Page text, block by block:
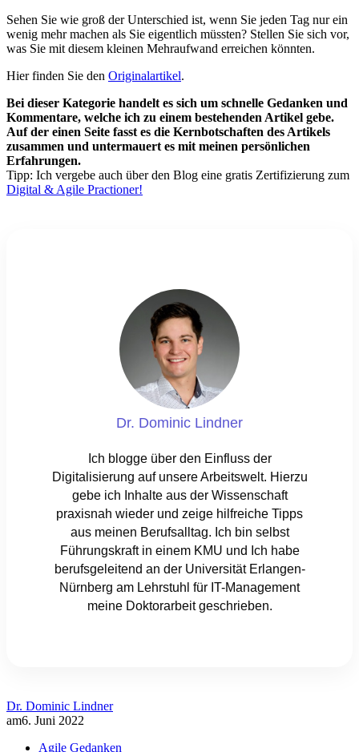
Sehen Sie wie groß der Unterschied ist, wenn Sie jeden Tag nur ein
wenig mehr machen als Sie eigentlich müssten? Stellen Sie sich vor,
was Sie mit diesem kleinen Mehraufwand erreichen könnten.
Hier finden Sie den Originalartikel.
Bei dieser Kategorie handelt es sich um schnelle Gedanken und
Kommentare, welche ich zu einem bestehenden Artikel gebe.
Auf der einen Seite fasst es die Kernbotschaften des Artikels
zusammen und untermauert es mit meinen persönlichen
Erfahrungen.
Tipp: Ich vergebe auch über den Blog eine gratis Zertifizierung zum
Digital & Agile Practioner!
Dr. Dominic Lindner
Ich blogge über den Einfluss der
Digitalisierung auf unsere Arbeitswelt. Hierzu
gebe ich Inhalte aus der Wissenschaft
praxisnah wieder und zeige hilfreiche Tipps
aus meinen Berufsalltag. Ich bin selbst
Führungskraft in einem KMU und Ich habe
berufsgeleitend an der Universität Erlangen-
Nürnberg am Lehrstuhl für IT-Management
meine Doktorarbeit geschrieben.
Dr. Dominic Lindner
am6. Juni 2022
Agile Gedanken